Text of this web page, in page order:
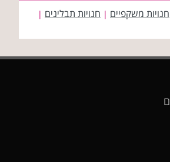
חנויות משקפיים | חנויות תבלינים |